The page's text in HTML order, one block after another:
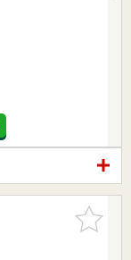
お気に入
りに追加